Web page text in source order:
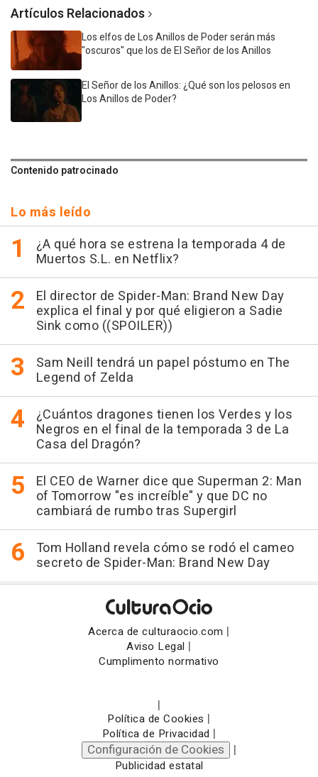
Artículos Relacionados
Los elfos de Los Anillos de Poder serán más
"oscuros" que los de El Señor de los Anillos
El Señor de los Anillos: ¿Qué son los pelosos en
Los Anillos de Poder?
Contenido patrocinado
Lo más leído
¿A qué hora se estrena la temporada 4 de
Muertos S.L. en Netflix?
El director de Spider-Man: Brand New Day
explica el final y por qué eligieron a Sadie
Sink como ((SPOILER))
Sam Neill tendrá un papel póstumo en The
Legend of Zelda
¿Cuántos dragones tienen los Verdes y los
Negros en el final de la temporada 3 de La
Casa del Dragón?
El CEO de Warner dice que Superman 2: Man
of Tomorrow "es increíble" y que DC no
cambiará de rumbo tras Supergirl
Tom Holland revela cómo se rodó el cameo
secreto de Spider-Man: Brand New Day
Acerca de culturaocio.com |
Aviso Legal |
Cumplimento normativo
|
Política de Cookies |
Política de Privacidad |
Configuración de Cookies |
Publicidad estatal